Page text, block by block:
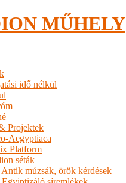
MŰHELY
idő nélkül
Projektek
Aegyptiaca
Platform
séták
Antik múzsák, örök kérdések